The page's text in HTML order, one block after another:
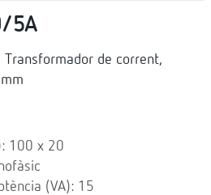
5A
Transformador de corrent,
100 x 20
(VA): 15